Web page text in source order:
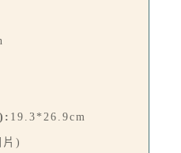
19.3*26.9cm
片)